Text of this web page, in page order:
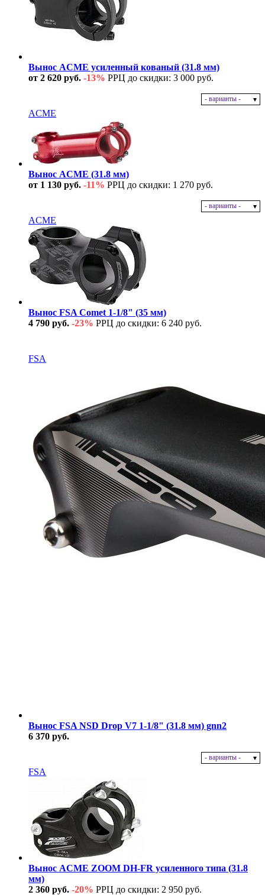
Вынос ACME усиленный кованый (31.8 мм)
от 2 620 руб. -13% РРЦ до скидки: 3 000 руб.
- варианты -
ACME
Вынос ACME (31.8 мм)
от 1 130 руб. -11% РРЦ до скидки: 1 270 руб.
- варианты -
ACME
Вынос FSA Comet 1-1/8" (35 мм)
4 790 руб. -23% РРЦ до скидки: 6 240 руб.
FSA
Вынос FSA NSD Drop V7 1-1/8" (31.8 мм) gnn2
6 370 руб.
- варианты -
FSA
Вынос ACME ZOOM DH-FR усиленного типа (31.8
мм)
2 360 руб. -20% РРЦ до скидки: 2 950 руб.